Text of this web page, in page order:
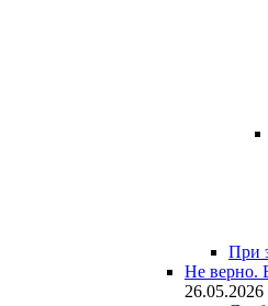
При
Не верно.
26.05.2026